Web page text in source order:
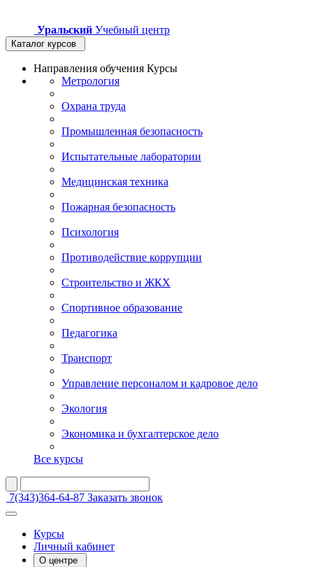
Уральский Учебный центр
Каталог курсов
Направления обучения Курсы
Метрология
Охрана труда
Промышленная безопасность
Испытательные лаборатории
Медицинская техника
Пожарная безопасность
Психология
Противодействие коррупции
Строительство и ЖКХ
Спортивное образование
Педагогика
Транспорт
Управление персоналом и кадровое дело
Экология
Экономика и бухгалтерское дело
Все курсы
7(343)364-64-87 Заказать звонок
Курсы
Личный кабинет
О центре